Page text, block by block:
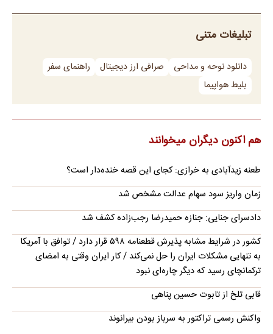
تبلیغات متنی
دانلود نوحه و مداحی صرافی ارز دیجیتال
راهنمای سفر
بلیط هواپیما
هم اکنون دیگران میخوانند
طعنه زیدآبادی به خرازی: کجای این قصه خنده‌دار است؟
زمان واریز سود سهام عدالت مشخص شد
دادسرای جنایی: جنازه حمیدرضا رجب‌زاده کشف شد
کشور در شرایط مشابه پذیرش قطعنامه ۵۹۸ قرار دارد / توافق با آمریکا
به تنهایی مشکلات ایران را حل نمی‌کند / کار ایران وقتی به امضای
ترکمانچای رسید که دیگر چاره‌ای نبود
قابی تلخ از تابوت حسین پناهی
واکنش رسمی تراکتور به سرباز بودن بیرانوند